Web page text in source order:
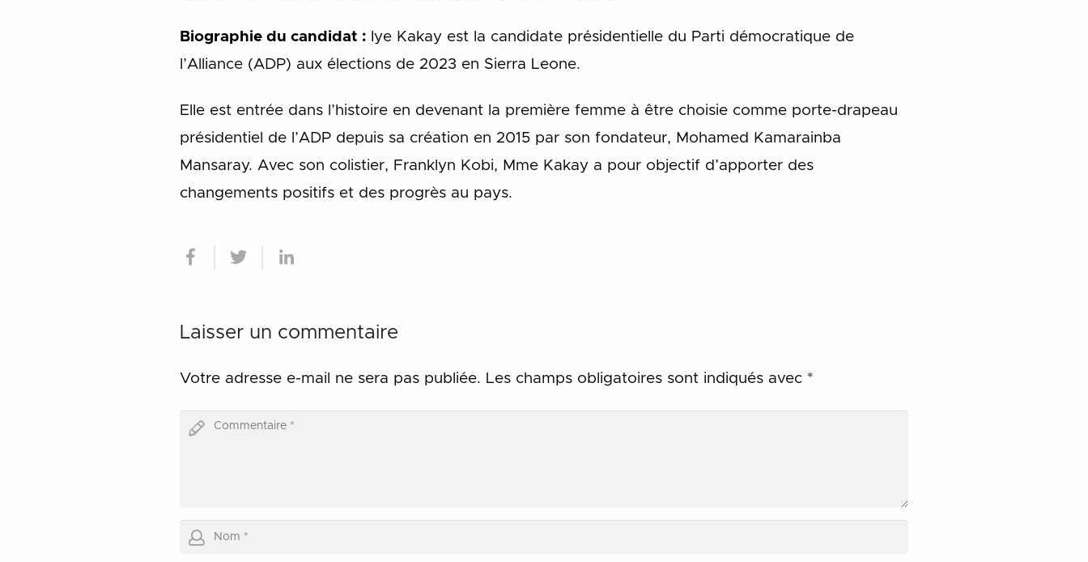
Biographie du candidat : Iye Kakay est la candidate présidentielle du Parti démocratique de
l’Alliance (ADP) aux élections de 2023 en Sierra Leone.
Elle est entrée dans l’histoire en devenant la première femme à être choisie comme porte-drapeau
présidentiel de l’ADP depuis sa création en 2015 par son fondateur, Mohamed Kamarainba
Mansaray. Avec son colistier, Franklyn Kobi, Mme Kakay a pour objectif d’apporter des
changements positifs et des progrès au pays.
Laisser un commentaire
Votre adresse e-mail ne sera pas publiée. Les champs obligatoires sont indiqués avec *